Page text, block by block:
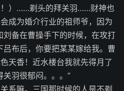
！）……剃头的拜关羽……财神也
成为婚介行业的祖师爷，因为
备在曹操手下的时候，在攻打
布后，你要把某某嫁给我。曹
天香！近水楼台我就先得月了
羽很郁闷。。。”
系嘛。三国那时候的人是不剃